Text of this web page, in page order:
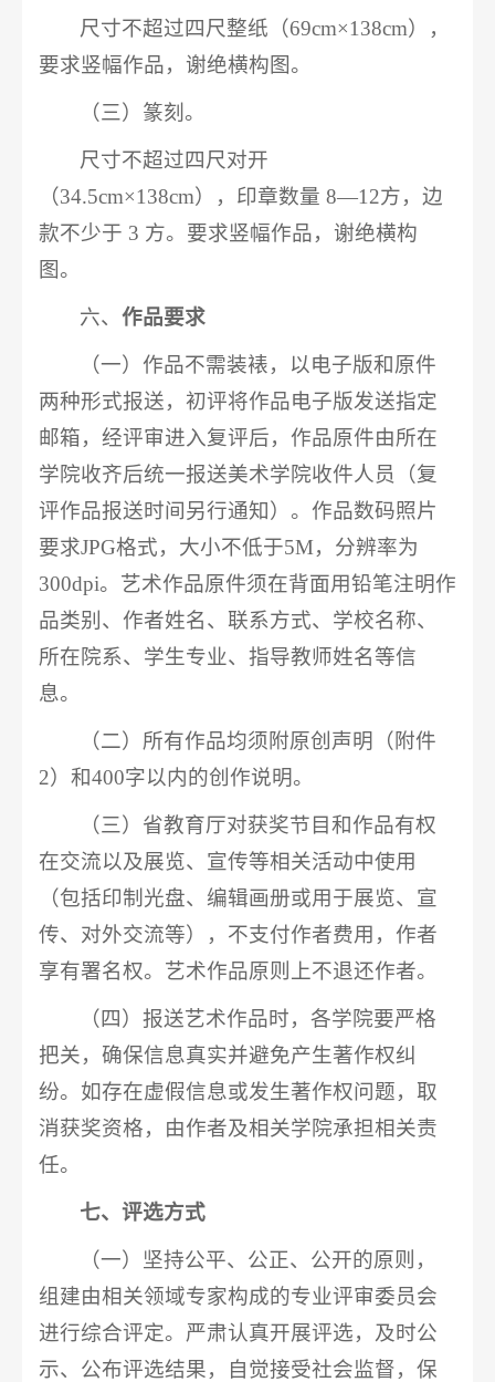
尺寸不超过四尺整纸（69cm×138cm），
要求竖幅作品，谢绝横构图。
（三）篆刻。
尺寸不超过四尺对开
（34.5cm×138cm），印章数量 8—12方，边
款不少于 3 方。要求竖幅作品，谢绝横构
图。
六、作品要求
（一）作品不需装裱，以电子版和原件
两种形式报送，初评将作品电子版发送指定
邮箱，经评审进入复评后，作品原件由所在
学院收齐后统一报送美术学院收件人员（复
评作品报送时间另行通知）。作品数码照片
要求JPG格式，大小不低于5M，分辨率为
300dpi。艺术作品原件须在背面用铅笔注明作
品类别、作者姓名、联系方式、学校名称、
所在院系、学生专业、指导教师姓名等信
息。
（二）所有作品均须附原创声明（附件
2）和400字以内的创作说明。
（三）省教育厅对获奖节目和作品有权
在交流以及展览、宣传等相关活动中使用
（包括印制光盘、编辑画册或用于展览、宣
传、对外交流等），不支付作者费用，作者
享有署名权。艺术作品原则上不退还作者。
（四）报送艺术作品时，各学院要严格
把关，确保信息真实并避免产生著作权纠
纷。如存在虚假信息或发生著作权问题，取
消获奖资格，由作者及相关学院承担相关责
任。
七、评选方式
（一）坚持公平、公正、公开的原则，
组建由相关领域专家构成的专业评审委员会
进行综合评定。严肃认真开展评选，及时公
示、公布评选结果，自觉接受社会监督，保